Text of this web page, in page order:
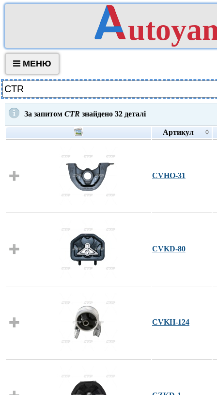
МЕНЮ
За запитом CTR знайдено 32 деталі
Артикул
CVHO-31
CVKD-80
CVKH-124